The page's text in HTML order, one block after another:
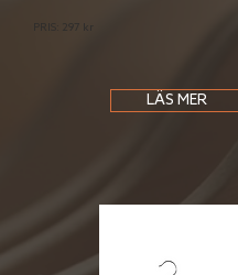
PRIS: 297 kr
LÄS MER